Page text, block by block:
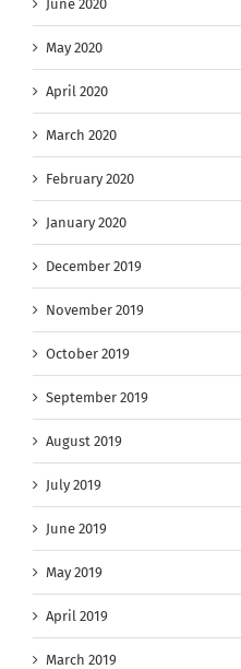
June 2020
May 2020
April 2020
March 2020
February 2020
January 2020
December 2019
November 2019
October 2019
September 2019
August 2019
July 2019
June 2019
May 2019
April 2019
March 2019